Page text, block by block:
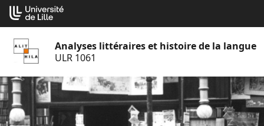
Aller
au
Analyses littéraires et histoire de la langue
ULR 1061
Cookies management panel